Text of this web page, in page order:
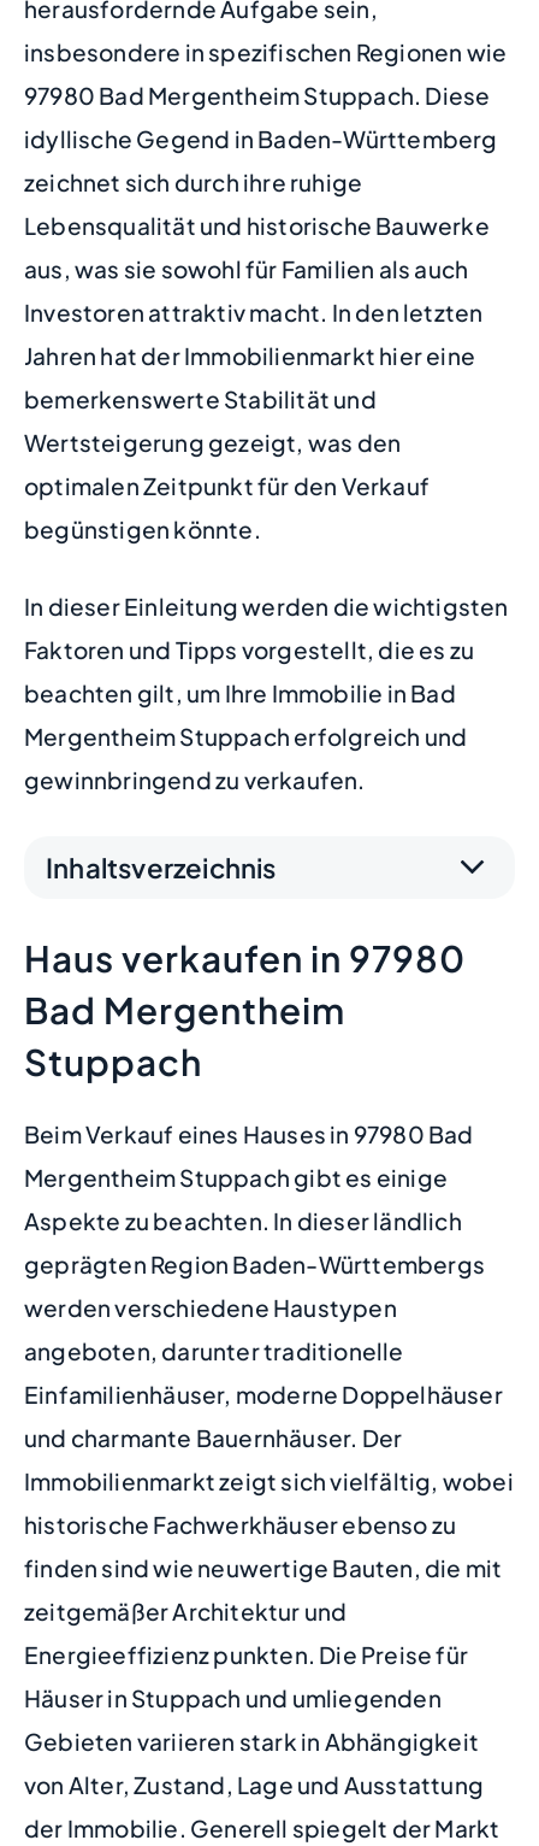
herausfordernde Aufgabe sein,
insbesondere in spezifischen Regionen wie
97980 Bad Mergentheim Stuppach. Diese
idyllische Gegend in Baden-Württemberg
zeichnet sich durch ihre ruhige
Lebensqualität und historische Bauwerke
aus, was sie sowohl für Familien als auch
Investoren attraktiv macht. In den letzten
Jahren hat der Immobilienmarkt hier eine
bemerkenswerte Stabilität und
Wertsteigerung gezeigt, was den
optimalen Zeitpunkt für den Verkauf
begünstigen könnte.
In dieser Einleitung werden die wichtigsten
Faktoren und Tipps vorgestellt, die es zu
beachten gilt, um Ihre Immobilie in Bad
Mergentheim Stuppach erfolgreich und
gewinnbringend zu verkaufen.
Inhaltsverzeichnis
Haus verkaufen in 97980
Bad Mergentheim
Stuppach
Beim Verkauf eines Hauses in 97980 Bad
Mergentheim Stuppach gibt es einige
Aspekte zu beachten. In dieser ländlich
geprägten Region Baden-Württembergs
werden verschiedene Haustypen
angeboten, darunter traditionelle
Einfamilienhäuser, moderne Doppelhäuser
und charmante Bauernhäuser. Der
Immobilienmarkt zeigt sich vielfältig, wobei
historische Fachwerkhäuser ebenso zu
finden sind wie neuwertige Bauten, die mit
zeitgemäßer Architektur und
Energieeffizienz punkten. Die Preise für
Häuser in Stuppach und umliegenden
Gebieten variieren stark in Abhängigkeit
von Alter, Zustand, Lage und Ausstattung
der Immobilie. Generell spiegelt der Markt